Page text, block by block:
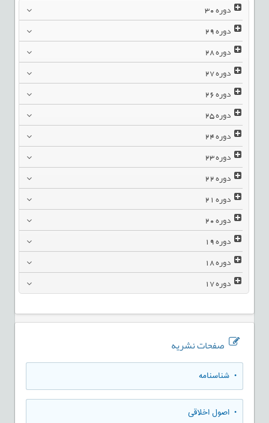
دوره30
دوره29
دوره28
دوره27
دوره26
دوره25
دوره24
دوره23
دوره22
دوره21
دوره20
دوره19
دوره18
دوره17
صفحات نشریه
• شناسنامه
• اصول اخلاقی